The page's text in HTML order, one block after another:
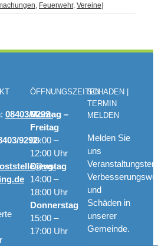
Feuerwehr, Vereine|
08403/9292-
9292-
ÖFFNUNGSZEITEN
Montag –
Freitag
08:00 –
12:00 Uhr
Dienstag
14:00 –
18:00 Uhr
Donnerstag
15:00 –
17:00 Uhr
SCHADEN |
TERMIN
MELDEN
Melden Sie
uns
und
Schäden in
unserer
Gemeinde.